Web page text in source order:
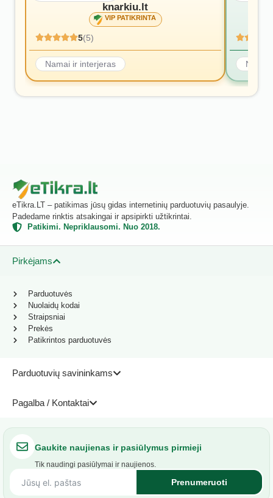
knarkiu.lt
VIP PATIKRINTA
5(5)
Namai ir interjeras
eTikra.LT – patikimas jūsų gidas internetinių parduotuvių pasaulyje.
Padedame rinktis atsakingai ir apsipirkti užtikrintai.
Patikimi. Nepriklausomi. Nuo 2018.
Pirkėjams
Parduotuvių savininkams
Pagalba / Kontaktai
Parduotuvės
Nuolaidų kodai
Straipsniai
Prekės
Patikrintos parduotuvės
Gaukite naujienas ir pasiūlymus pirmieji
Tik naudingi pasiūlymai ir naujienos.
Prenumeruoti